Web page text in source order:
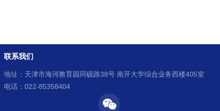
联系我们
地址：天津市海河教育园同砚路38号 南开大学综合业务西楼405室
电话：022-85358404